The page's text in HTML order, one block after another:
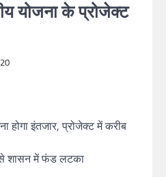
योजना के प्रोजेक्ट
इंतजार, प्रोजेक्ट में करीब
शासन में फंड लटका